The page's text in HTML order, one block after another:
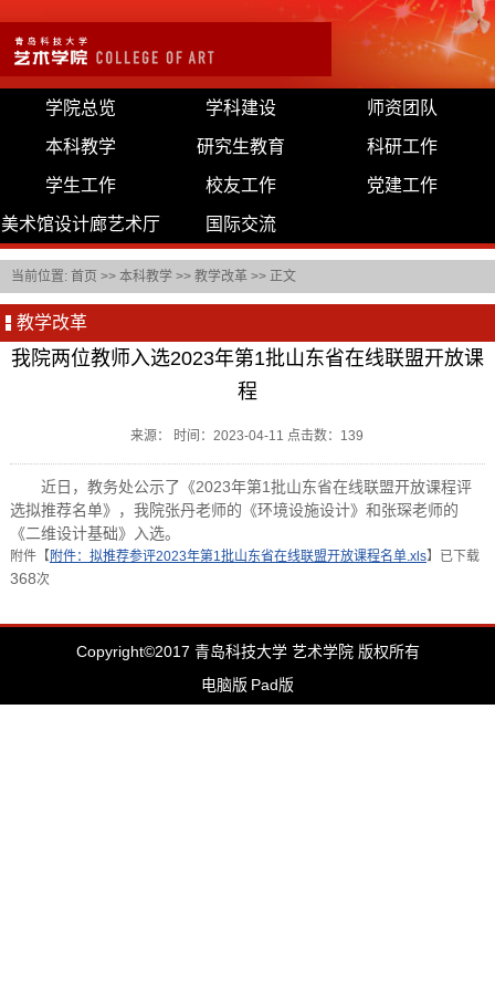
学院总览 学科建设 师资团队
本科教学 研究生教育 科研工作
学生工作 校友工作 党建工作
美术馆设计廊艺术厅 国际交流
当前位置: 首页 >> 本科教学 >> 教学改革 >> 正文
教学改革
我院两位教师入选2023年第1批山东省在线联盟开放课
程
来源： 时间：2023-04-11 点击数： 139
近日，教务处公示了《2023年第1批山东省在线联盟开放课程评
选拟推荐名单》，我院张丹老师的《环境设施设计》和张琛老师的
《二维设计基础》入选。
附件【 附件：拟推荐参评2023年第1批山东省在线联盟开放课程名单.xls】已下载
368次
Copyright©2017 青岛科技大学 艺术学院 版权所有
电脑版 Pad版